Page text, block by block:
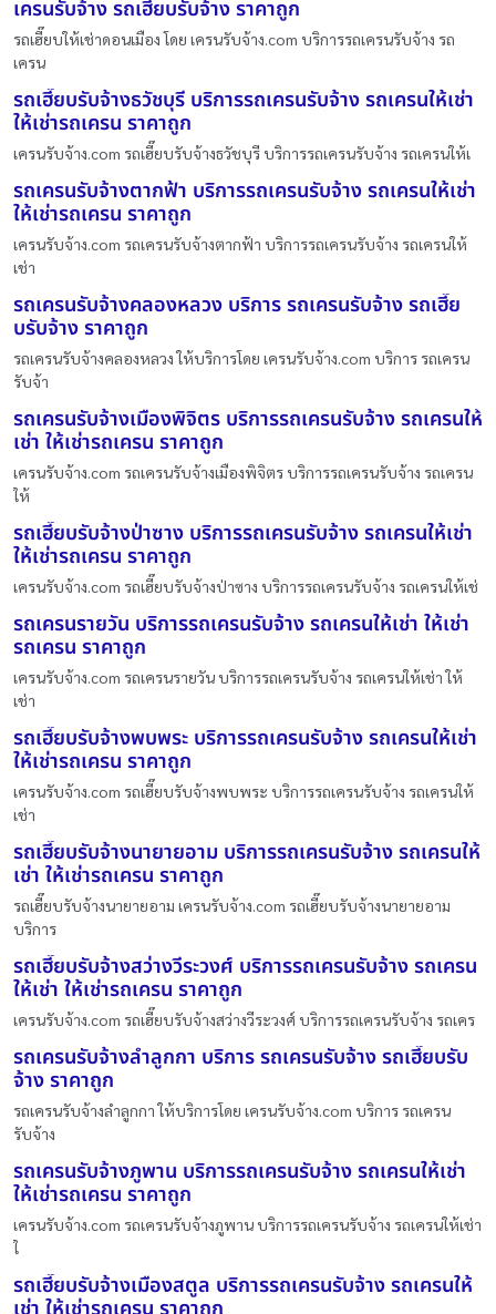
เครนรับจ้าง รถเฮี๊ยบรับจ้าง ราคาถูก
รถเฮี๊ยบให้เช่าดอนเมือง โดย เครนรับจ้าง.com บริการรถเครนรับจ้าง รถ
เครน
รถเฮี๊ยบรับจ้างธวัชบุรี บริการรถเครนรับจ้าง รถเครนให้เช่า
ให้เช่ารถเครน ราคาถูก
เครนรับจ้าง.com รถเฮี๊ยบรับจ้างธวัชบุรี บริการรถเครนรับจ้าง รถเครนให้เ
รถเครนรับจ้างตากฟ้า บริการรถเครนรับจ้าง รถเครนให้เช่า
ให้เช่ารถเครน ราคาถูก
เครนรับจ้าง.com รถเครนรับจ้างตากฟ้า บริการรถเครนรับจ้าง รถเครนให้
เช่า
รถเครนรับจ้างคลองหลวง บริการ รถเครนรับจ้าง รถเฮี๊ย
บรับจ้าง ราคาถูก
รถเครนรับจ้างคลองหลวง ให้บริการโดย เครนรับจ้าง.com บริการ รถเครน
รับจ้า
รถเครนรับจ้างเมืองพิจิตร บริการรถเครนรับจ้าง รถเครนให้
เช่า ให้เช่ารถเครน ราคาถูก
เครนรับจ้าง.com รถเครนรับจ้างเมืองพิจิตร บริการรถเครนรับจ้าง รถเครน
ให้
รถเฮี๊ยบรับจ้างป่าซาง บริการรถเครนรับจ้าง รถเครนให้เช่า
ให้เช่ารถเครน ราคาถูก
เครนรับจ้าง.com รถเฮี๊ยบรับจ้างป่าซาง บริการรถเครนรับจ้าง รถเครนให้เช่
รถเครนรายวัน บริการรถเครนรับจ้าง รถเครนให้เช่า ให้เช่า
รถเครน ราคาถูก
เครนรับจ้าง.com รถเครนรายวัน บริการรถเครนรับจ้าง รถเครนให้เช่า ให้
เช่า
รถเฮี๊ยบรับจ้างพบพระ บริการรถเครนรับจ้าง รถเครนให้เช่า
ให้เช่ารถเครน ราคาถูก
เครนรับจ้าง.com รถเฮี๊ยบรับจ้างพบพระ บริการรถเครนรับจ้าง รถเครนให้
เช่า
รถเฮี๊ยบรับจ้างนายายอาม บริการรถเครนรับจ้าง รถเครนให้
เช่า ให้เช่ารถเครน ราคาถูก
รถเฮี๊ยบรับจ้างนายายอาม เครนรับจ้าง.com รถเฮี๊ยบรับจ้างนายายอาม
บริการ
รถเฮี๊ยบรับจ้างสว่างวีระวงศ์ บริการรถเครนรับจ้าง รถเครน
ให้เช่า ให้เช่ารถเครน ราคาถูก
เครนรับจ้าง.com รถเฮี๊ยบรับจ้างสว่างวีระวงศ์ บริการรถเครนรับจ้าง รถเคร
รถเครนรับจ้างลำลูกกา บริการ รถเครนรับจ้าง รถเฮี๊ยบรับ
จ้าง ราคาถูก
รถเครนรับจ้างลำลูกกา ให้บริการโดย เครนรับจ้าง.com บริการ รถเครน
รับจ้าง
รถเครนรับจ้างภูพาน บริการรถเครนรับจ้าง รถเครนให้เช่า
ให้เช่ารถเครน ราคาถูก
เครนรับจ้าง.com รถเครนรับจ้างภูพาน บริการรถเครนรับจ้าง รถเครนให้เช่า
ใ
รถเฮี๊ยบรับจ้างเมืองสตูล บริการรถเครนรับจ้าง รถเครนให้